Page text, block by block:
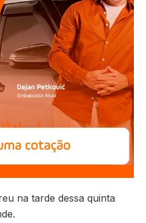
na tarde dessa quinta